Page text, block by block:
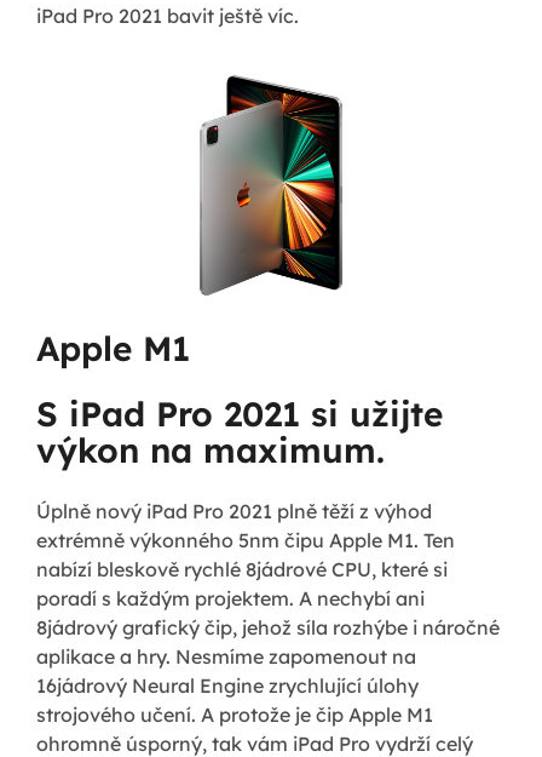
iPad Pro 2021 bavit ještě víc.
Apple M1
S iPad Pro 2021 si užijte
výkon na maximum.
Úplně nový iPad Pro 2021 plně těží z výhod
extrémně výkonného 5nm čipu Apple M1. Ten
nabízí bleskově rychlé 8jádrové CPU, které si
poradí s každým projektem. A nechybí ani
8jádrový grafický čip, jehož síla rozhýbe i náročné
aplikace a hry. Nesmíme zapomenout na
16jádrový Neural Engine zrychlující úlohy
strojového učení. A protože je čip Apple M1
ohromně úsporný, tak vám iPad Pro vydrží celý